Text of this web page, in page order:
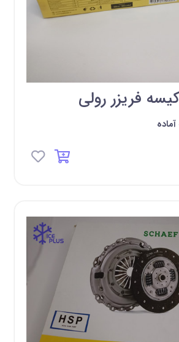
فریزر رولی